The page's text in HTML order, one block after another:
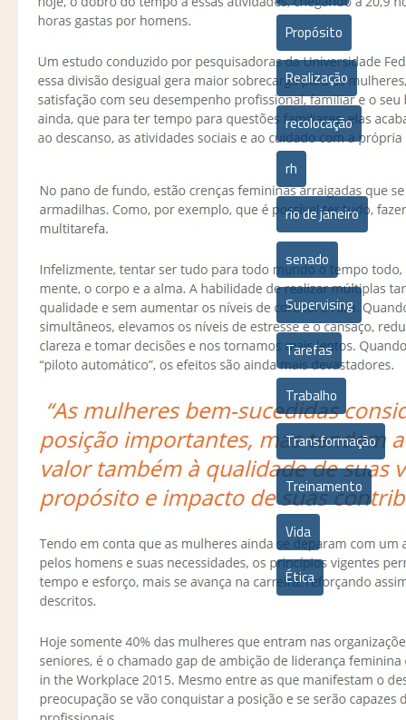
Propósito
Realização
recolocação
rh
rio de janeiro
senado
Supervising
Tarefas
Trabalho
Transformação
Treinamento
Vida
Ética